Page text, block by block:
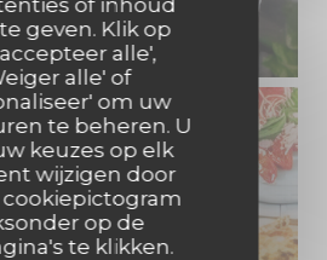
of inhoud
geven. Klik op
alle',
alle' of
om uw
te beheren. U
keuzes op elk
wijzigen door
op de
te klikken.